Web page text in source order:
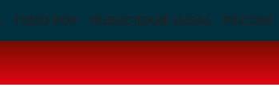
TUDO POP PUBLICIDADE LEGAL PSCOM